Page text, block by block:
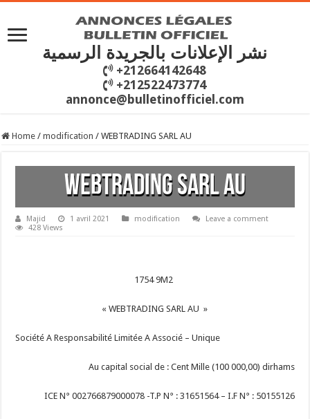
نشر الإعلانات بالجريدة الرسمية
+212664142648
+212522473774
annonce@bulletinofficiel.com
Home / modification / WEBTRADING SARL AU
WEBTRADING SARL AU
Majid 1 avril 2021 modification
Leave a comment
428 Views
1754 9M2
« WEBTRADING SARL AU »
Société A Responsabilité Limitée A Associé – Unique
Au capital social de : Cent Mille (100 000,00) dirhams
ICE N° 002766879000078 -T.P N° : 31651564 – I.F N° : 50155126